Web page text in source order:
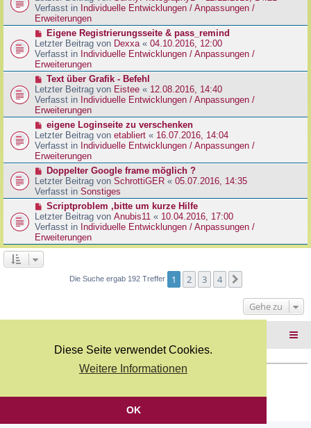
Diese Seite verwendet Cookies.
Weitere Informationen
OK
r
a
g
B
e
i
r
a
g
u
e
r
B
e
i
t
a
g
Verfasst in Individuelle Entwicklungen / Anpassungen /
Erweiterungen
N
e
u
e
r
B
e
i
t
a
g
Eigene Registrierungsseite & pass_remind
Letzter Beitrag von Dexxa« 04.10.2016, 12:00
Verfasst in Individuelle Entwicklungen / Anpassungen /
Erweiterungen
N
e
u
e
r
B
e
i
t
a
g
Text über Grafik - Befehl
Letzter Beitrag von Eistee « 12.08.2016, 14:40
Verfasst in Individuelle Entwicklungen / Anpassungen /
Erweiterungen
N
e
u
e
r
B
e
i
r
a
g
eigene Loginseite zu verschenken
Letzter Beitrag von etabliert « 16.07.2016, 14:04
Verfasst in Individuelle Entwicklungen / Anpassungen /
Erweiterungen
N
e
u
e
r
B
e
i
t
r
Doppelter Google frame möglich ?
Letzter Beitrag von SchrottiGER « 05.07.2016, 14:35
Verfasst in Sonstiges
N
e
u
e
r
e
g
Scriptproblem ,bitte um kurze Hilfe
Letzter Beitrag von Anubis11 « 10.04.2016, 17:00
Verfasst in Individuelle Entwicklungen / Anpassungen /
Erweiterungen
Die Suche ergab 192 Treffer 1 2 3 4
Gehe zu
Deutsche Übersetzung durchphpBB.de